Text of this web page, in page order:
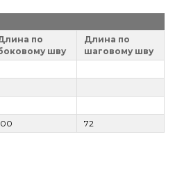
по
шву
Длина по
шаговому шву
72